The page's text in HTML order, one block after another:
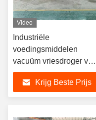
Video
Industriële
voedingsmiddelen
vacuüm vriesdroger voor
grootschalige productie
Krijg Beste Prijs